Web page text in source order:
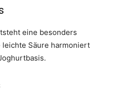
eine besonders
leichte Säure harmoniert